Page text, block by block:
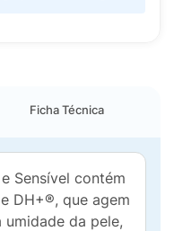
Ficha Técnica
Sensível contém
DH+®, que agem
da pele,